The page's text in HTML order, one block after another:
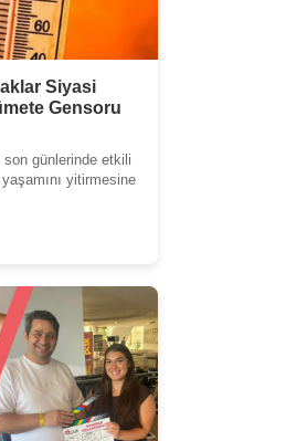
Siyasi
Gensoru
son günlerinde etkili
yitirmesine